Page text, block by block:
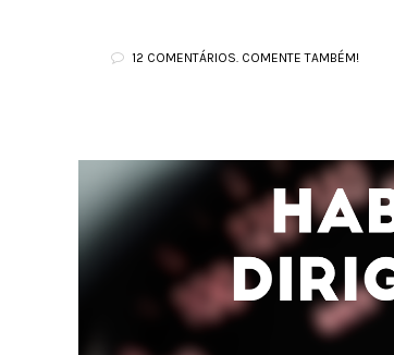
12 COMENTÁRIOS. COMENTE TAMBÉM!